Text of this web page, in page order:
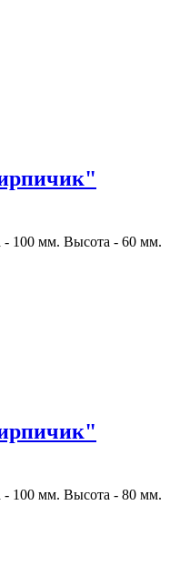
100 мм. Высота - 60 мм.
100 мм. Высота - 80 мм.